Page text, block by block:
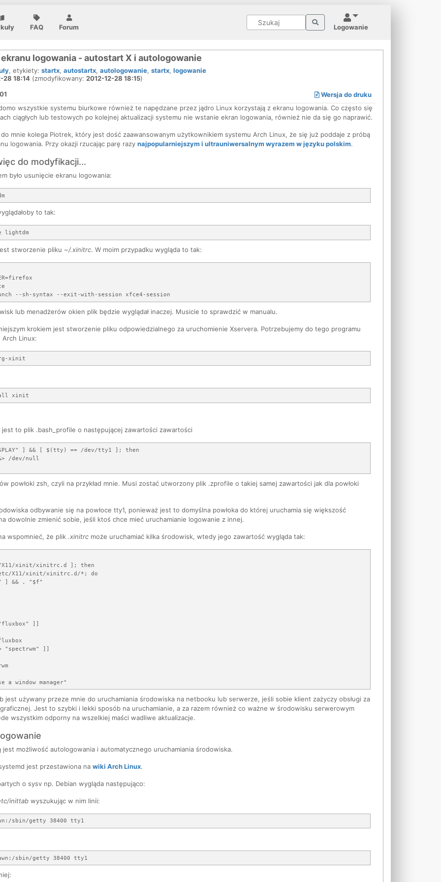
Logowanie
FAQ Forum
logowania - autostart X i autologowanie
, etykiety: startx, autostartx, autologowanie, startx, logowanie
28 18:14 (zmodyfikowany: 2012-12-28 18:15)
Wersja do druku
wszystkie systemu biurkowe również te napędzane przez jądro Linux korzystają z ekranu logowania. Co często się
ciągłych lub testowych po kolejnej aktualizacji systemu nie wstanie ekran logowania, również nie da się go naprawić.
do mnie kolega Piotrek, który jest dość zaawansowanym użytkownikiem systemu Arch Linux, że się już poddaje z próbą
logowania. Przy okazji rzucając parę razy najpopularniejszym i ultrauniwersalnym wyrazem w języku polskim.
do modyfikacji...
było usunięcie ekranu logowania:
to tak:
stworzenie pliku ~/.xinitrc. W moim przypadku wygląda to tak:
lub menadżerów okien plik będzie wyglądał inaczej. Musicie to sprawdzić w manualu.
krokiem jest stworzenie pliku odpowiedzialnego za uruchomienie Xservera. Potrzebujemy do tego programu
Arch Linux:
jest to plik .bash_profile o następującej zawartości zawartości
] && [ $(tty) == /dev/tty1 ]; then
/dev/null
powłoki zsh, czyli na przykład mnie. Musi zostać utworzony plik .zprofile o takiej samej zawartości jak dla powłoki
odbywanie się na powłoce tty1, ponieważ jest to domyślna powłoka do której uruchamia się większość
dowolnie zmienić sobie, jeśli ktoś chce mieć uruchamianie logowanie z innej.
wspomnieć, że plik .xinitrc może uruchamiać kilka środowisk, wtedy jego zawartość wygląda tak:
xinit/xinitrc.d ]; then
X11/xinit/xinitrc.d/*; do
] && . "$f"
]]
]]
a window manager"
jest używany przeze mnie do uruchamiania środowiska na netbooku lub serwerze, jeśli sobie klient zażyczy obsługi za
Jest to szybki i lekki sposób na uruchamianie, a za razem również co ważne w środowisku serwerowym
wszystkim odporny na wszelkiej maści wadliwe aktualizacje.
jest możliwość autologowania i automatycznego uruchamiania środowiska.
jest przestawiona na wiki Arch Linux.
o sysv np. Debian wygląda następująco:
inittab wyszukując w nim linii: